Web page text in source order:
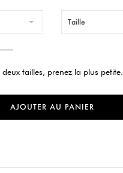
Taille
deux tailles, prenez la plus petite.
AJOUTER AU PANIER